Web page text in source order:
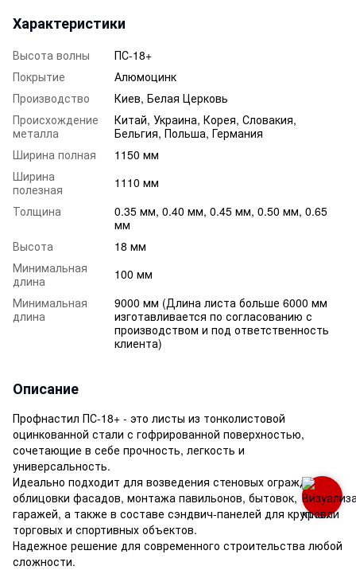
Характеристики
Высота волны
ПС-18+
Покрытие
Алюмоцинк
Производство
Киев, Белая Церковь
Происхождение
металла
Китай, Украина, Корея, Словакия,
Бельгия, Польша, Германия
Ширина полная
1150 мм
Ширина
полезная
1110 мм
Толщина
0.35 мм, 0.40 мм, 0.45 мм, 0.50 мм, 0.65
мм
Высота
18 мм
Минимальная
длина
100 мм
Минимальная
длина
9000 мм (Длина листа больше 6000 мм
изготавливается по согласованию с
производством и под ответственность
клиента)
Описание
Профнастил ПС-18+ - это листы из тонколистовой
оцинкованной стали с гофрированной поверхностью,
сочетающие в себе прочность, легкость и
универсальность.
Идеально подходит для возведения стеновых ограждений,
облицовки фасадов, монтажа павильонов, бытовок,
гаражей, а также в составе сэндвич-панелей для крупных
торговых и спортивных объектов.
Надежное решение для современного строительства любой
сложности.